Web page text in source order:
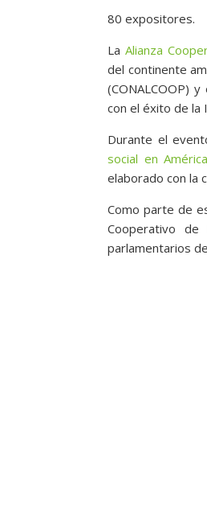
80 expositores.
La Alianza
del continente
(CONALCOOP)
con el éxito de la
Durante el
social en
elaborado con la
Como parte de
Cooperativo
parlamentarios